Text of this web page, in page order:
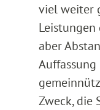
viel weiter
Leistungen
aber
Zweck, die